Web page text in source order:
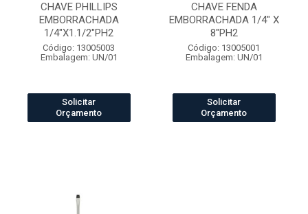
CHAVE PHILLIPS
EMBORRACHADA
1/4"X1.1/2"PH2
Código: 13005003
Embalagem: UN/01
Solicitar
Orçamento
CHAVE FENDA
EMBORRACHADA 1/4" X
8"PH2
Código: 13005001
Embalagem: UN/01
Solicitar
Orçamento